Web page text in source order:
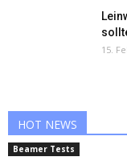
15.
HOT NEWS
Beamer Tests